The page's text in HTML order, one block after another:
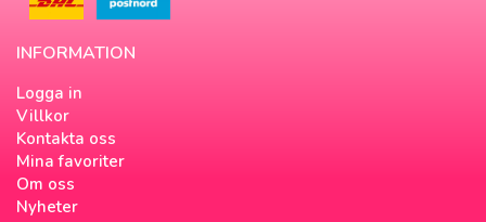
INFORMATION
Logga in
Villkor
Kontakta oss
Mina favoriter
Om oss
Nyheter